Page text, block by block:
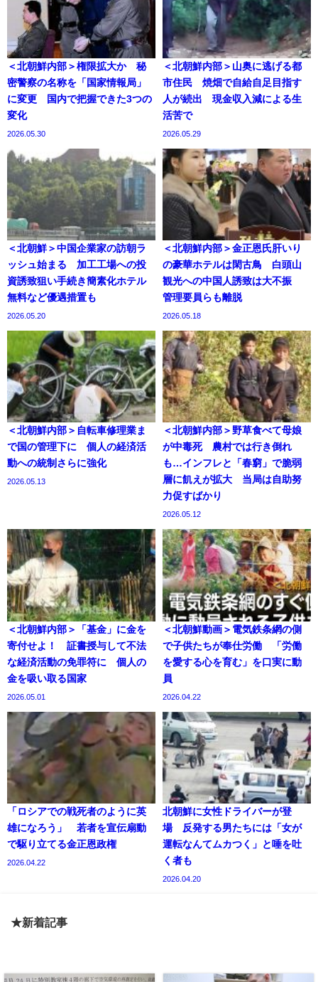
＜北朝鮮内部＞権限拡大か 秘
密警察の名称を「国家情報局」
に変更 国内で把握できた3つの
変化
2026.05.30
＜北朝鮮内部＞山奥に逃げる都
市住民 焼畑で自給自足目指す
人が続出 現金収入減による生
活苦で
2026.05.29
＜北朝鮮＞中国企業家の訪朝ラ
ッシュ始まる 加工工場への投
資誘致狙い手続き簡素化ホテル
無料など優遇措置も
2026.05.20
＜北朝鮮内部＞金正恩氏肝いり
の豪華ホテルは閑古鳥 白頭山
観光への中国人誘致は大不振
管理要員らも離脱
2026.05.18
＜北朝鮮内部＞自転車修理業ま
で国の管理下に 個人の経済活
動への統制さらに強化
2026.05.13
＜北朝鮮内部＞野草食べて母娘
が中毒死 農村では行き倒れ
も…インフレと「春窮」で脆弱
層に飢えが拡大 当局は自助努
力促すばかり
2026.05.12
＜北朝鮮内部＞「基金」に金を
寄付せよ！ 証書授与して不法
な経済活動の免罪符に 個人の
金を吸い取る国家
2026.05.01
＜北朝鮮動画＞電気鉄条網の側
で子供たちが奉仕労働 「労働
を愛する心を育む」を口実に動
員
2026.04.22
「ロシアでの戦死者のように英
雄になろう」 若者を宣伝扇動
で駆り立てる金正恩政権
2026.04.22
北朝鮮に女性ドライバーが登
場 反発する男たちには「女が
運転なんてムカつく」と唾を吐
く者も
2026.04.20
★新着記事